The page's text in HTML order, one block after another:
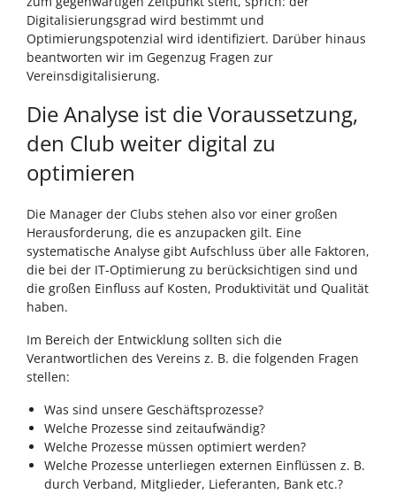
Digitalisierungsgrad wird bestimmt und
Optimierungspotenzial wird identifiziert. Darüber hinaus
beantworten wir im Gegenzug Fragen zur
Vereinsdigitalisierung.
Die Analyse ist die Voraussetzung,
den Club weiter digital zu
optimieren
Die Manager der Clubs stehen also vor einer großen
Herausforderung, die es anzupacken gilt. Eine
systematische Analyse gibt Aufschluss über alle Faktoren,
die bei der IT-Optimierung zu berücksichtigen sind und
die großen Einfluss auf Kosten, Produktivität und Qualität
haben.
Im Bereich der Entwicklung sollten sich die
Verantwortlichen des Vereins z. B. die folgenden Fragen
stellen:
Was sind unsere Geschäftsprozesse?
Welche Prozesse sind zeitaufwändig?
Welche Prozesse müssen optimiert werden?
Welche Prozesse unterliegen externen Einflüssen z. B.
durch Verband, Mitglieder, Lieferanten, Bank etc.?